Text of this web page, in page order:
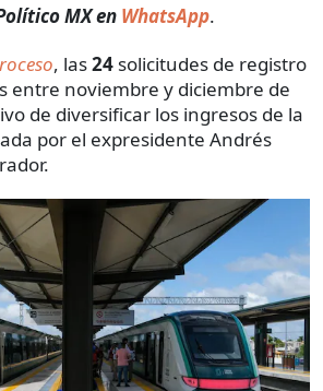
MX en WhatsApp.
, las24 solicitudes de registro
entre noviembre y diciembre de
de diversificar los ingresos de la
por el expresidente Andrés